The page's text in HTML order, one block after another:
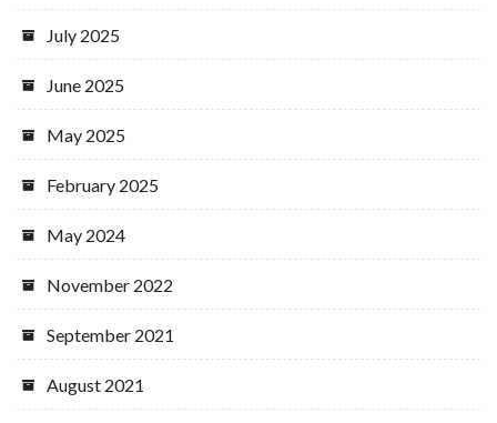
July 2025
June 2025
May 2025
February 2025
May 2024
November 2022
September 2021
August 2021